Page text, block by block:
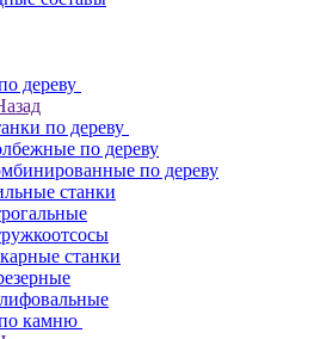
дереву
по дереву
по дереву
по дереву
станки
станки
камню